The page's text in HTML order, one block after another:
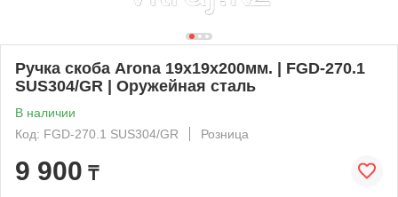
Ручка скоба Arona 19х19х200мм. | FGD-270.1
SUS304/GR | Оружейная сталь
В наличии
Код: FGD-270.1 SUS304/GR
Розница
9 900 ₸